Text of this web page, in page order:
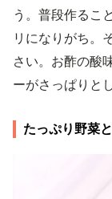
う。普段作るこ
リになりがち。
さい。お酢の酸
ーがさっぱりと
たっぷり野菜